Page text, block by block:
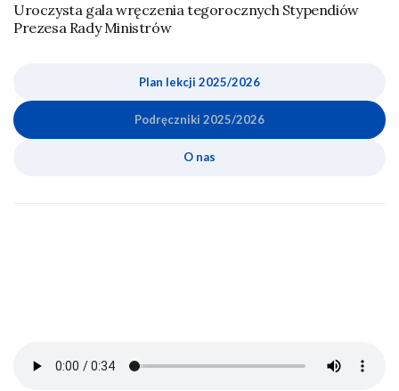
Uroczysta gala wręczenia tegorocznych Stypendiów
Prezesa Rady Ministrów
Plan lekcji 2025/2026
Podręczniki 2025/2026
O nas